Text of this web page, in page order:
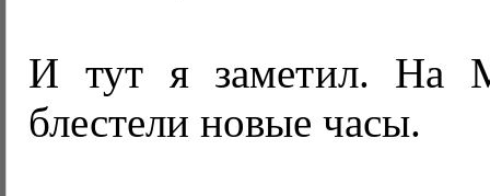
И тут я заметил. На
блестели новые часы.